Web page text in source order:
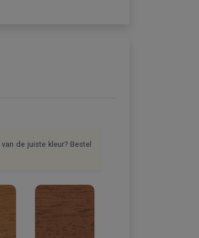
de juiste kleur? Bestel